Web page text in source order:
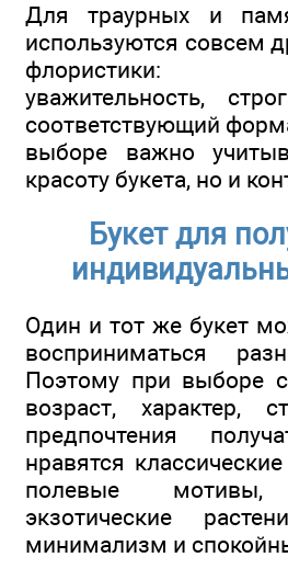
Для траурных и
используются совсем
флористики:
уважительность,
соответствующий
выборе важно
красоту букета, но и
Букет для
Один и тот же букет
восприниматься
Поэтому при выборе
возраст, характер,
предпочтения
нравятся
полевые
экзотические
минимализм и